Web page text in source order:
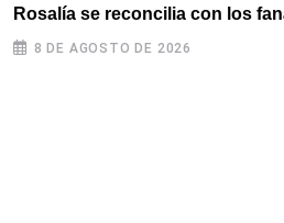
Rosalía se reconcilia con los
8 DE AGOSTO DE 2026